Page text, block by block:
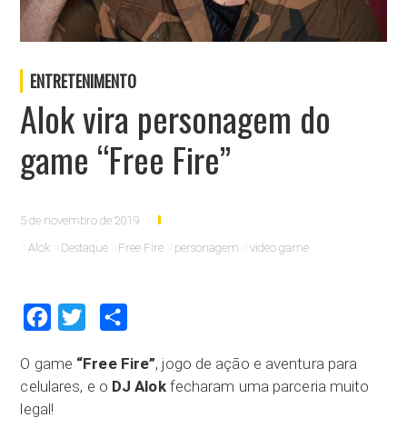
ENTRETENIMENTO
Alok vira personagem do
game “Free Fire”
5 de novembro de 2019
Alok
Destaque Free Fire personagem video game
Facebook Twitter
O game “Free Fire”, jogo de ação e aventura para
celulares, e o DJ Alokfecharam uma parceria muito
legal!